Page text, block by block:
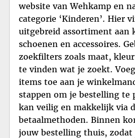
website van Wehkamp en
categorie ‘Kinderen’. Hier
uitgebreid assortiment aan
schoenen en accessoires.
zoekfilters zoals maat,
te vinden wat je zoekt.
items toe aan je
stappen om je bestelling te
kan veilig en makkelijk via
betaalmethoden. Binnen
jouw bestelling thuis,